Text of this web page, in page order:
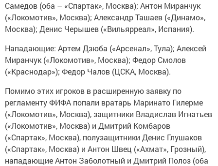
Самедов (оба – «Спартак», Москва); Антон Миранчук
(«Локомотив», Москва); Александр Ташаев («Динамо»,
Москва); Денис Черышев («Вильярреал», Испания).
Нападающие: Артем Дзюба («Арсенал», Тула); Алексей
Миранчук («Локомотив», Москва); Федор Смолов
(«Краснодар»); Федор Чалов (ЦСКА, Москва).
Помимо этих игроков в расширенную заявку по
регламенту ФИФА попали вратарь Маринато Гилерме
(«Локомотив», Москва), защитники Владислав Игнатьев
(«Локомотив», Москва) и Дмитрий Комбаров
(«Спартак», Москва), полузащитники Денис Глушаков
(«Спартак», Москва) и Антон Швец («Ахмат», Грозный),
нападающие Антон Заболотный и Дмитрий Полоз (оба